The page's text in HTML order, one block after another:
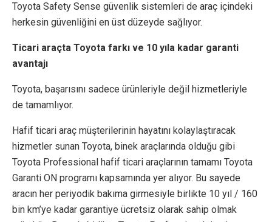
Toyota Safety Sense güvenlik sistemleri de araç içindeki
herkesin güvenliğini en üst düzeyde sağlıyor.
Ticari araçta Toyota farkı ve 10 yıla kadar garanti
avantajı
Toyota, başarısını sadece ürünleriyle değil hizmetleriyle
de tamamlıyor.
Hafif ticari araç müşterilerinin hayatını kolaylaştıracak
hizmetler sunan Toyota, binek araçlarında olduğu gibi
Toyota Professional hafif ticari araçlarının tamamı Toyota
Garanti ON programı kapsamında yer alıyor. Bu sayede
aracın her periyodik bakıma girmesiyle birlikte 10 yıl / 160
bin km’ye kadar garantiye ücretsiz olarak sahip olmak